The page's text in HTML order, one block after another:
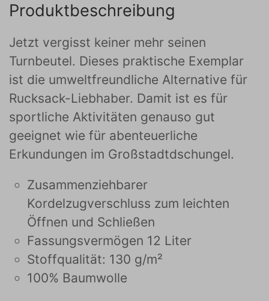
Produktbeschreibung
Jetzt vergisst keiner mehr seinen
Turnbeutel. Dieses praktische Exemplar
ist die umweltfreundliche Alternative für
Rucksack-Liebhaber. Damit ist es für
sportliche Aktivitäten genauso gut
geeignet wie für abenteuerliche
Erkundungen im Großstadtdschungel.
Zusammenziehbarer
Kordelzugverschluss zum leichten
Öffnen und Schließen
Fassungsvermögen 12 Liter
Stoffqualität: 130 g/m²
100% Baumwolle